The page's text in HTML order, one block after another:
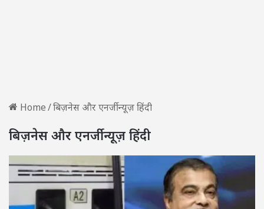
Home/बिज़नेस और एनर्जी न्यूज़ हिंदी
बिज़नेस और एनर्जी न्यूज़ हिंदी